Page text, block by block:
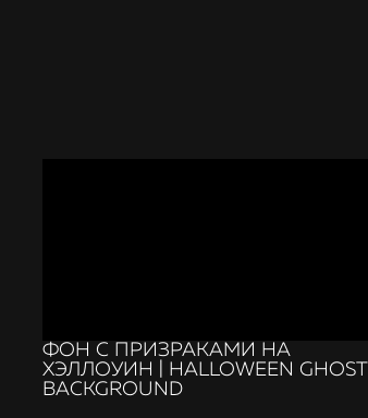
ФОН С ПРИЗРАКАМИ НА
ХЭЛЛОУИН | HALLOWEEN GHOST
BACKGROUND